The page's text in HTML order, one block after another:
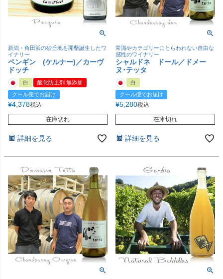
新潟・角田浜の砂丘地を開墾誕生したワ
イナリー
ペンギン (ケルナー)／カーヴ
ドッチ
白
酸化防止剤 無添加
クール便でお届け
¥4,378税込
在庫切れ
詳細を見る
常識やカテゴリーにとらわれない自由な
感性のワイナリー
シャルドネ ドール／ドメー
ヌ･テッタ
白
クール便でお届け
¥5,280税込
在庫切れ
詳細を見る